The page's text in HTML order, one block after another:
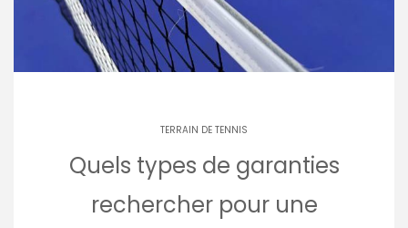
TERRAIN DE TENNIS
Quels types de garanties
rechercher pour une